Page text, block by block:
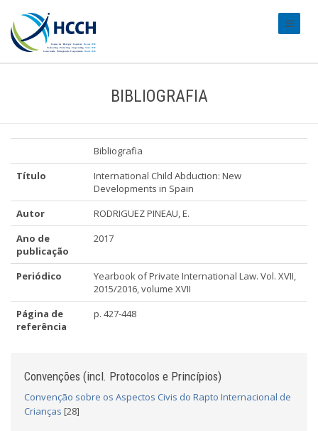
BIBLIOGRAFIA
Bibliografia
Título
International Child Abduction: New
Developments in Spain
Autor
RODRIGUEZ PINEAU, E.
Ano de
publicação
2017
Periódico
Yearbook of Private International Law. Vol. XVII,
2015/2016, volume XVII
Página de
referência
p. 427-448
Convenções (incl. Protocolos e Princípios)
Convenção sobre os Aspectos Civis do Rapto Internacional de
Crianças [28]